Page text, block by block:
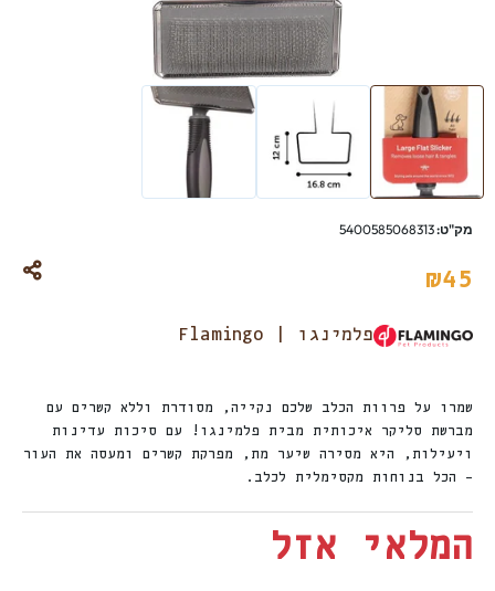
מק"ט:5400585068313
₪45
פלמינגו | Flamingo
שמרו על פרוות הכלב שלכם נקייה, מסודרת וללא קשרים עם
מברשת סליקר איכותית מבית פלמינגו! עם סיכות עדינות
ויעילות, היא מסירה שיער מת, מפרקת קשרים ומעסה את העור
– הכל בנוחות מקסימלית לכלב.
המלאי אזל